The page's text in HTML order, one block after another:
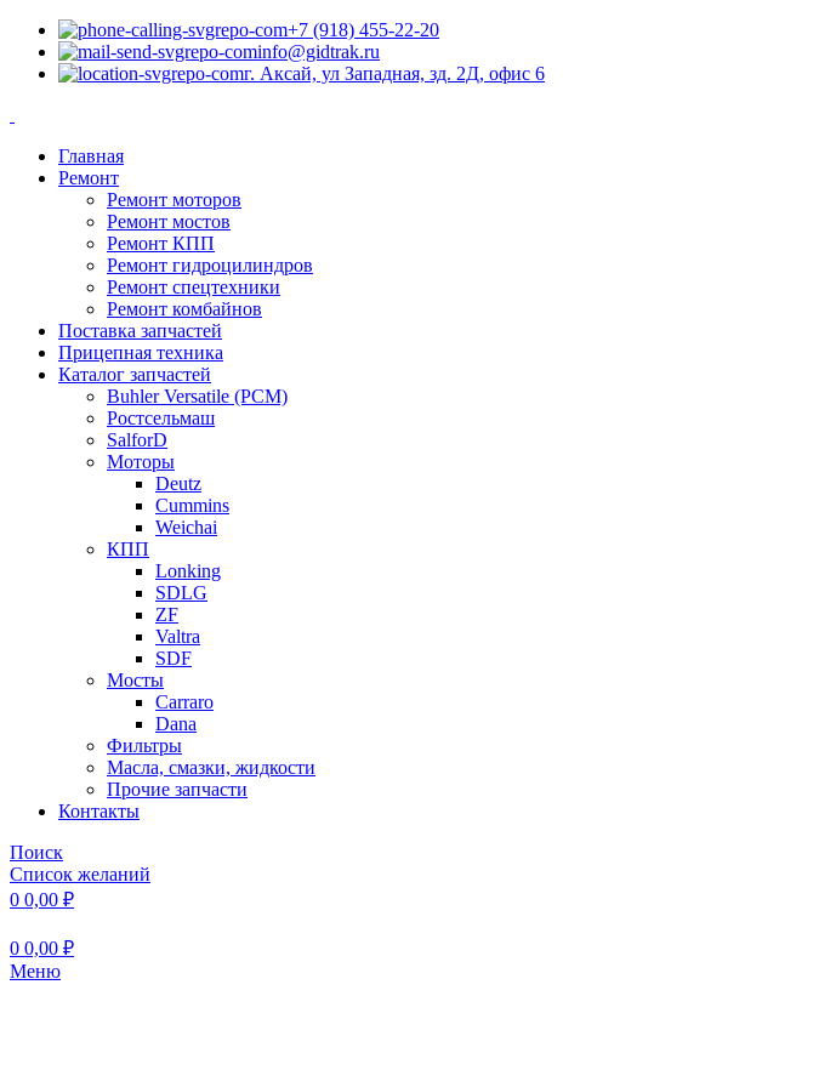
+7 (918) 455-22-20
info@gidtrak.ru
г. Аксай, ул Западная, зд. 2Д, офис 6
Главная
Ремонт
Ремонт моторов
Ремонт мостов
Ремонт КПП
Ремонт гидроцилиндров
Ремонт спецтехники
Ремонт комбайнов
Поставка запчастей
Прицепная техника
Каталог запчастей
Buhler Versatile (РСМ)
Ростсельмаш
SalforD
Моторы
Deutz
Cummins
Weichai
КПП
Lonking
SDLG
ZF
Valtra
SDF
Мосты
Carraro
Dana
Фильтры
Масла, смазки, жидкости
Прочие запчасти
Контакты
Поиск
Список желаний
0 0,00 ₽
0 0,00 ₽
Меню